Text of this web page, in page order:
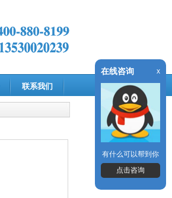
联系我们
在线咨询 x
有什么可以帮到你
点击咨询